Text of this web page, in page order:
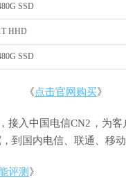
SSD
HHD
SSD
《点击官网购买》
接入中国电信CN2，为
到国内电信、联通、移
评测 》